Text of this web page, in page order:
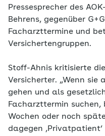
Pressesprecher des
Behrens, gegenüber
Facharzttermine und
Versichertengruppen.
Stoff-Ahnis kritisierte
Versicherter. „Wenn sie
gehen und als
Facharzttermin suchen,
Wochen oder noch
dagegen